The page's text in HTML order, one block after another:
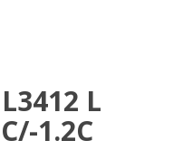
L
1.2С